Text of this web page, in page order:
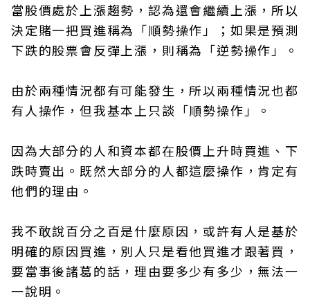
當股價處於上漲趨勢，認為還會繼續上漲，所以
決定賭一把買進稱為「順勢操作」；如果是預測
下跌的股票會反彈上漲，則稱為「逆勢操作」。
由於兩種情況都有可能發生，所以兩種情況也都
有人操作，但我基本上只談「順勢操作」。
因為大部分的人和資本都在股價上升時買進、下
跌時賣出。既然大部分的人都這麼操作，肯定有
他們的理由。
我不敢說百分之百是什麼原因，或許有人是基於
明確的原因買進，別人只是看他買進才跟著買，
要當事後諸葛的話，理由要多少有多少，無法一
一說明。